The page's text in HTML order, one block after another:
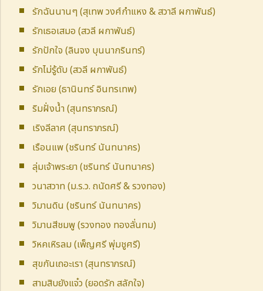
รักฉันนานๆ (สุเทพ วงศ์กำแหง & สวาลี ผกาพันธ์)
รักเธอเสมอ (สวลี ผกาพันธ์)
รักปักใจ (ลินจง บุนนากรินทร์)
รักไม่รู้ดับ (สวลี ผกาพันธ์)
รักเอย (ธานินทร์ อินทรเทพ)
ริมฝั่งน้ำ (สุนทราภรณ์)
เริงลีลาศ (สุนทราภรณ์)
เรือนแพ (ชรินทร์ นันทนาคร)
ลุ่มเจ้าพระยา (ชรินทร์ นันทนาคร)
วนาสวาท (ม.ร.ว. ถนัดศรี & รวงทอง)
วิมานดิน (ชรินทร์ นันทนาคร)
วิมานสีชมพู (รวงทอง ทองลั่นทม)
วิหคเหิรลม (เพ็ญศรี พุ่มชูศรี)
สุขกันเถอะเรา (สุนทราภรณ์)
สามสิบยังแจ๋ว (ยอดรัก สลักใจ)